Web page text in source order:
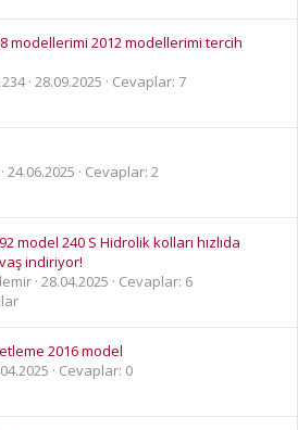
modellerimi 2012 modellerimi tercih
28.09.2025
Cevaplar: 7
24.06.2025
Cevaplar: 2
model 240 S Hidrolik kolları hızlıda
indiriyor!
28.04.2025
Cevaplar: 6
2016 model
Cevaplar: 0